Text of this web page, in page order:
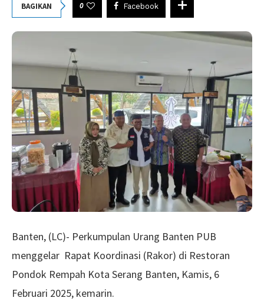
BAGIKAN 0 Facebook
Banten, (LC)- Perkumpulan Urang Banten PUB
menggelar Rapat Koordinasi (Rakor) di Restoran
Pondok Rempah Kota Serang Banten, Kamis, 6
Februari 2025, kemarin.